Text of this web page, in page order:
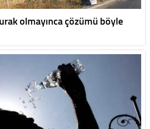
olmayınca çözümü böyle